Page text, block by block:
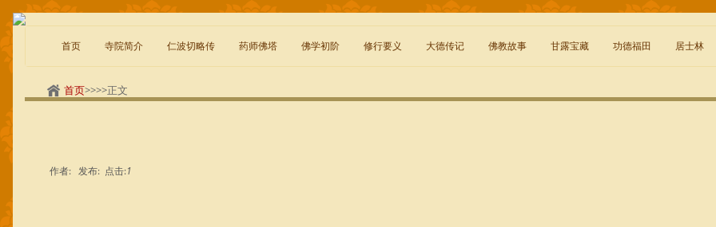
首页 寺院简介 仁波切略传 药师佛塔 佛学初阶 修行要义 大德传记 佛教故事 甘露宝藏 功德福田 居士林
首页>>>>正文
作者: 发布: 点击:1